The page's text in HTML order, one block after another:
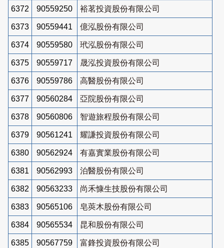
6372 90559250 裕茗投資股份有限公司
6373 90559441 億泓股份有限公司
6374 90559580 玳泓股份有限公司
6375 90559717 晟泓投資股份有限公司
6376 90559786 高醫股份有限公司
6377 90560284 亞院股份有限公司
6378 90560806 智遊旅程股份有限公司
6379 90561241 耀謙投資股份有限公司
6380 90562924 有嘉實業股份有限公司
6381 90562993 泊醫股份有限公司
6382 90563233 尚禾慷生技股份有限公司
6383 90565106 皂莢木股份有限公司
6384 90565534 昆和股份有限公司
6385 90567759 富鋒投資股份有限公司